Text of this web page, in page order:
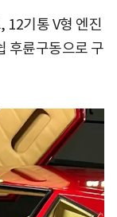
12기통 V형 엔진
후륜구동으로 구